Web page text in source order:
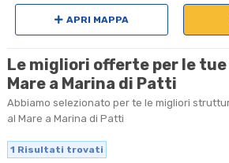
APRI MAPPA
Le migliori offerte per le tue
Mare a Marina di Patti
Abbiamo selezionato per te le migliori
al Mare a Marina di Patti
1 Risultati trovati